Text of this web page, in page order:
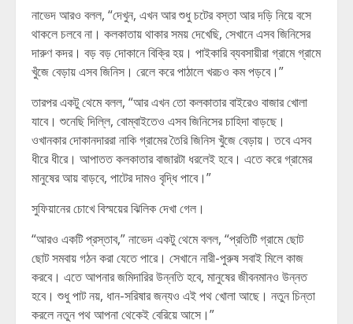
নাভেদ আরও বলল, “দেখুন, এখন আর শুধু চটের বস্তা আর দড়ি নিয়ে বসে
থাকলে চলবে না। কলকাতায় থাকার সময় দেখেছি, সেখানে এসব জিনিসের
দারুণ কদর। বড় বড় দোকানে বিক্রি হয়। পাইকারি ব্যবসায়ীরা গ্রামে গ্রামে
খুঁজে বেড়ায় এসব জিনিস। রেলে করে পাঠালে খরচও কম পড়বে।”
তারপর একটু থেমে বলল, “আর এখন তো কলকাতার বাইরেও বাজার খোলা
যাবে। শুনেছি দিল্লি, বোম্বাইতেও এসব জিনিসের চাহিদা বাড়ছে।
ওখানকার দোকানদাররা নাকি গ্রামের তৈরি জিনিস খুঁজে বেড়ায়। তবে এসব
ধীরে ধীরে। আপাতত কলকাতার বাজারটা ধরলেই হবে। এতে করে গ্রামের
মানুষের আয় বাড়বে, পাটের দামও বৃদ্ধি পাবে।”
সুফিয়ানের চোখে বিস্ময়ের ঝিলিক দেখা গেল।
“আরও একটি প্রস্তাব,” নাভেদ একটু থেমে বলল, “প্রতিটি গ্রামে ছোট
ছোট সমবায় গঠন করা যেতে পারে। সেখানে নারী-পুরুষ সবাই মিলে কাজ
করবে। এতে আপনার জমিদারির উন্নতি হবে, মানুষের জীবনমানও উন্নত
হবে। শুধু পাট নয়, ধান-সরিষার জন্যও এই পথ খোলা আছে। নতুন চিন্তা
করলে নতুন পথ আপনা থেকেই বেরিয়ে আসে।”